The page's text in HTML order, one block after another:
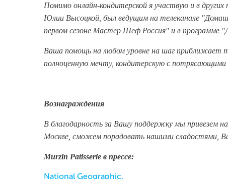
Помимо онлайн-кондитерской я участвую и в
Юлии Высоцкой, был ведущим на телеканале
первом сезоне Мастер Шеф Россия" и в программе
Ваша помощь на любом уровне на шаг приближает
полноценную мечту, кондитерскую с
Вознаграждения
В благодарность за Вашу поддержку мы привезем
Москве, сможем порадовать нашими сладостями,
Murzin Patisserie в прессе:
National Geographic.